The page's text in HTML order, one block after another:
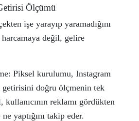
Ölçümü
işe yarayıp yaramadığını
değil, gelire
Piksel kurulumu, Instagram
getirisini doğru ölçmenin tek
reklamı gördükten
yaptığını takip eder.